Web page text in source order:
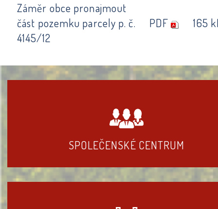
Záměr obce pronajmout
část pozemku parcely p. č.
4145/12
PDF 165
SPOLEČENSKÉ CENTRUM